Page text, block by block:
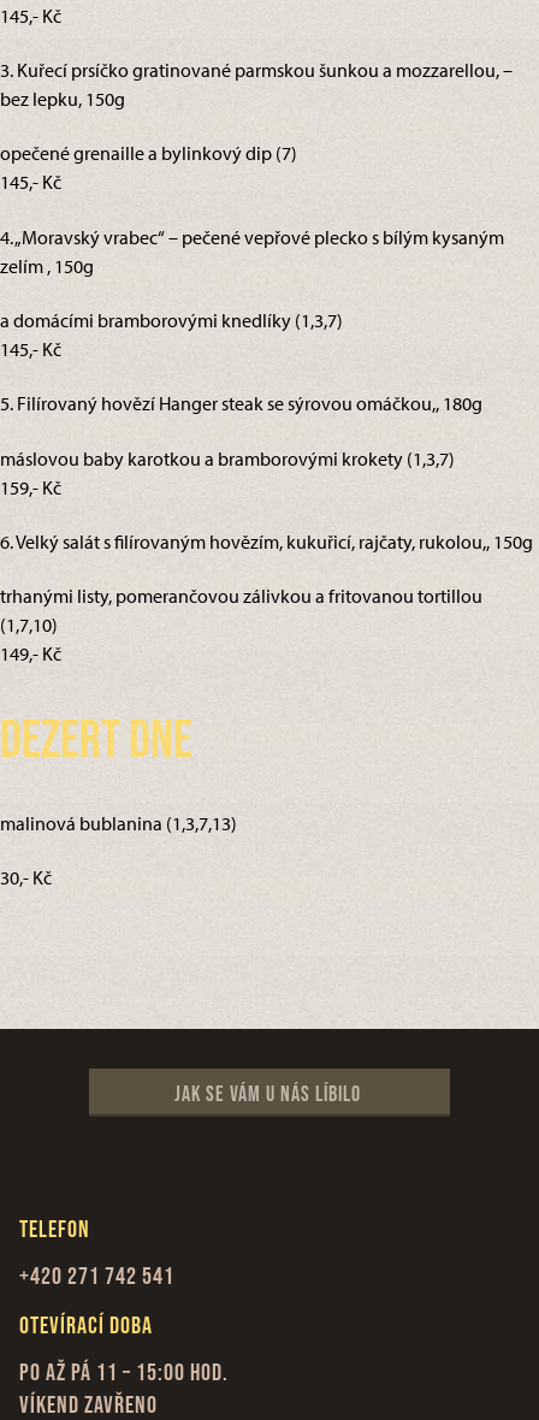
145,- Kč
3. Kuřecí prsíčko gratinované parmskou šunkou a mozzarellou, –
bez lepku, 150g
opečené grenaille a bylinkový dip (7)
145,- Kč
4. „Moravský vrabec“ – pečené vepřové plecko s bílým kysaným
zelím , 150g
a domácími bramborovými knedlíky (1,3,7)
145,- Kč
5. Filírovaný hovězí Hanger steak se sýrovou omáčkou,, 180g
máslovou baby karotkou a bramborovými krokety (1,3,7)
159,- Kč
6. Velký salát s filírovaným hovězím, kukuřicí, rajčaty, rukolou,, 150g
trhanými listy, pomerančovou zálivkou a fritovanou tortillou
(1,7,10)
149,- Kč
Dezert dne
malinová bublanina (1,3,7,13)
30,- Kč
Jak se vám u nás líbilo
Telefon
+420 271 742 541
Otevírací doba
Po až Pá 11 – 15:00 hod.
Víkend zavřeno